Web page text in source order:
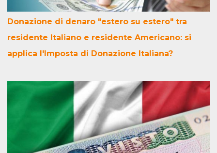
Donazione di denaro "estero su estero" tra
residente Italiano e residente Americano: si
applica l'Imposta di Donazione Italiana?